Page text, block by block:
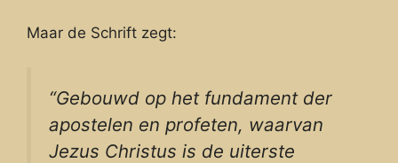
Maar de Schrift zegt:
“Gebouwd op het fundament der
apostelen en profeten, waarvan
Jezus Christus is de uiterste